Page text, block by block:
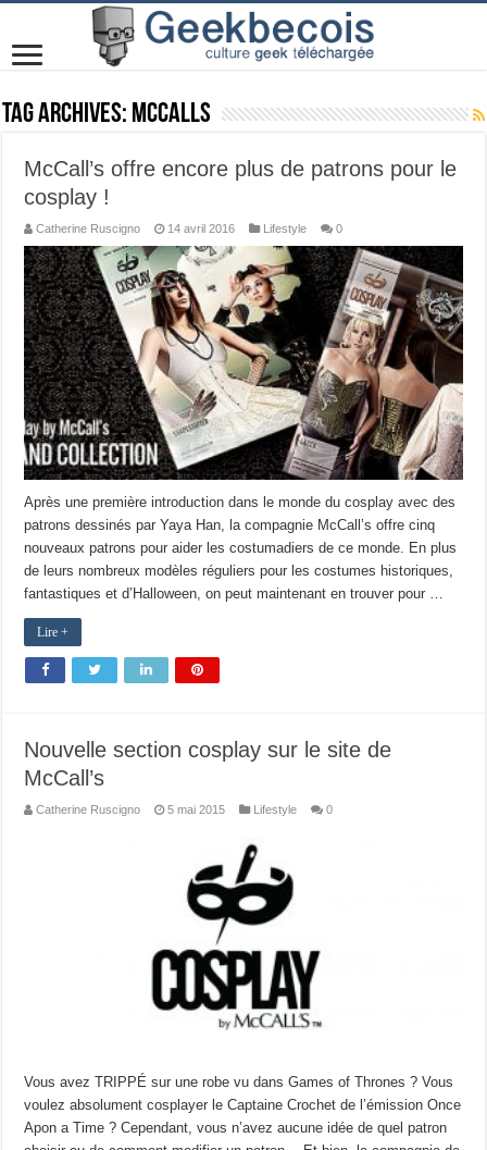
Tag Archives: mccalls
McCall’s offre encore plus de patrons pour le
cosplay !
Catherine Ruscigno 14 avril 2016 Lifestyle 0
Après une première introduction dans le monde du cosplay avec des
patrons dessinés par Yaya Han, la compagnie McCall’s offre cinq
nouveaux patrons pour aider les costumadiers de ce monde. En plus
de leurs nombreux modèles réguliers pour les costumes historiques,
fantastiques et d’Halloween, on peut maintenant en trouver pour …
Lire +
Nouvelle section cosplay sur le site de
McCall’s
Catherine Ruscigno 5 mai 2015 Lifestyle 0
Vous avez TRIPPÉ sur une robe vu dans Games of Thrones ? Vous
voulez absolument cosplayer le Captaine Crochet de l’émission Once
Apon a Time ? Cependant, vous n’avez aucune idée de quel patron